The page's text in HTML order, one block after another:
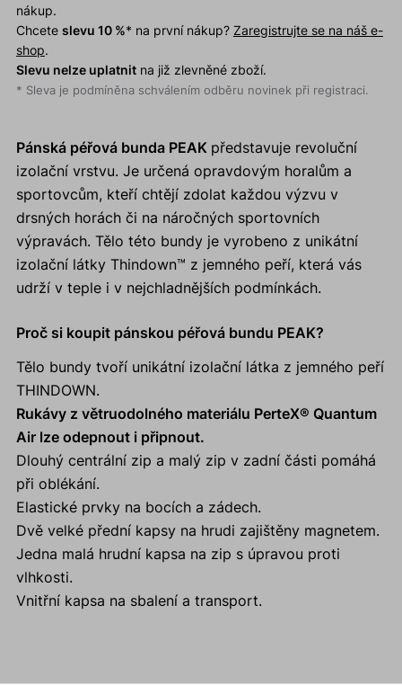
nákup.
Chcete slevu 10 %* na první nákup? Zaregistrujte se na náš e-
shop.
Slevu nelze uplatnitna již zlevněné zboží.
* Sleva je podmíněna schválením odběru novinek při registraci.
Pánská péřová bunda PEAK představuje revoluční
izolační vrstvu. Je určená opravdovým horalům a
sportovcům, kteří chtějí zdolat každou výzvu v
drsných horách či na náročných sportovních
výpravách. Tělo této bundy je vyrobeno z unikátní
izolační látky Thindown™ z jemného peří, která vás
udrží v teple i v nejchladnějších podmínkách.
Proč si koupit pánskou péřová bundu PEAK?
Tělo bundy tvoří unikátní izolační látka z jemného peří
THINDOWN.
Rukávy z větruodolného materiálu PerteX® Quantum
Air lze odepnout i připnout.
Dlouhý centrální zip a malý zip v zadní části pomáhá
při oblékání.
Elastické prvky na bocích a zádech.
Dvě velké přední kapsy na hrudi zajištěny magnetem.
Jedna malá hrudní kapsa na zip s úpravou proti
vlhkosti.
Vnitřní kapsa na sbalení a transport.